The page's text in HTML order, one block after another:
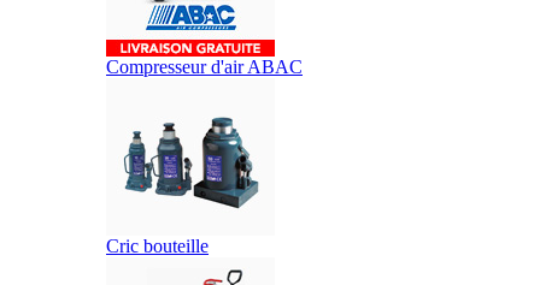
Compresseur d'air ABAC
Cric bouteille